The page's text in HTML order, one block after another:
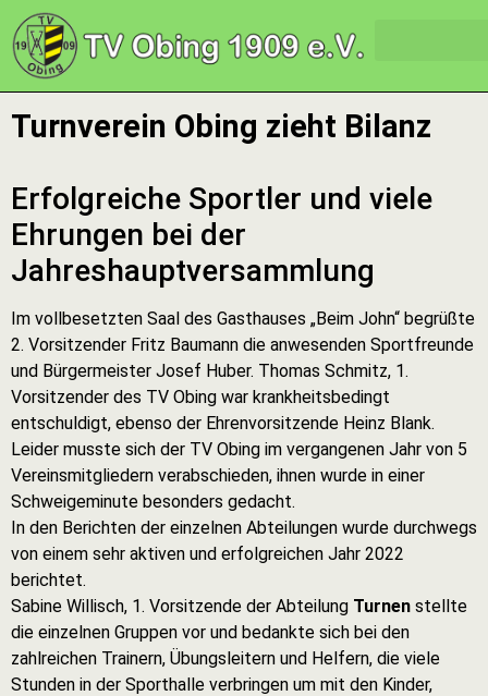
Turnverein Obing zieht Bilanz
Erfolgreiche Sportler und viele
Ehrungen bei der
Jahreshauptversammlung
Im vollbesetzten Saal des Gasthauses „Beim John“ begrüßte
2. Vorsitzender Fritz Baumann die anwesenden Sportfreunde
und Bürgermeister Josef Huber. Thomas Schmitz, 1.
Vorsitzender des TV Obing war krankheitsbedingt
entschuldigt, ebenso der Ehrenvorsitzende Heinz Blank.
Leider musste sich der TV Obing im vergangenen Jahr von 5
Vereinsmitgliedern verabschieden, ihnen wurde in einer
Schweigeminute besonders gedacht.
In den Berichten der einzelnen Abteilungen wurde durchwegs
von einem sehr aktiven und erfolgreichen Jahr 2022
berichtet.
Sabine Willisch, 1. Vorsitzende der Abteilung Turnen stellte
die einzelnen Gruppen vor und bedankte sich bei den
zahlreichen Trainern, Übungsleitern und Helfern, die viele
Stunden in der Sporthalle verbringen um mit den Kinder,